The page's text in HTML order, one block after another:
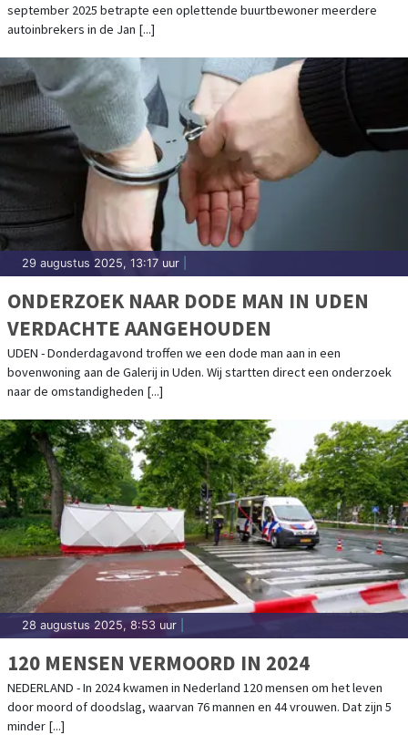
september 2025 betrapte een oplettende buurtbewoner meerdere
autoinbrekers in de Jan [...]
29 augustus 2025, 13:17 uur
ONDERZOEK NAAR DODE MAN IN UDEN
VERDACHTE AANGEHOUDEN
UDEN - Donderdagavond troffen we een dode man aan in een
bovenwoning aan de Galerij in Uden. Wij startten direct een onderzoek
naar de omstandigheden [...]
28 augustus 2025, 8:53 uur
120 MENSEN VERMOORD IN 2024
NEDERLAND - In 2024 kwamen in Nederland 120 mensen om het leven
door moord of doodslag, waarvan 76 mannen en 44 vrouwen. Dat zijn 5
minder [...]